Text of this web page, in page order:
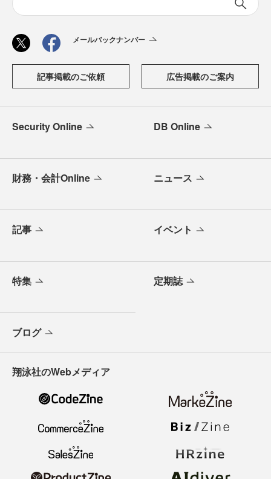
メールバックナンバー
記事掲載のご依頼 広告掲載のご案内
Security Online DB Online
財務・会計Online ニュース
記事 イベント
特集 定期誌
ブログ
翔泳社のWebメディア